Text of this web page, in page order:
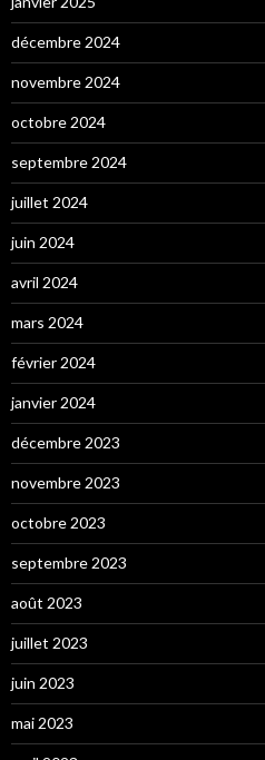
décembre 2024
novembre 2024
octobre 2024
septembre 2024
juillet 2024
juin 2024
avril 2024
mars 2024
février 2024
janvier 2024
décembre 2023
novembre 2023
octobre 2023
septembre 2023
août 2023
juillet 2023
juin 2023
mai 2023